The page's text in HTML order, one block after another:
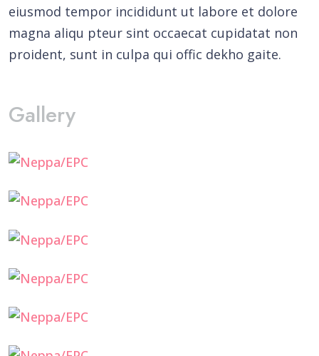
eiusmod tempor incididunt ut labore et dolore
magna aliqu pteur sint occaecat cupidatat non
proident, sunt in culpa qui offic dekho gaite.
Gallery